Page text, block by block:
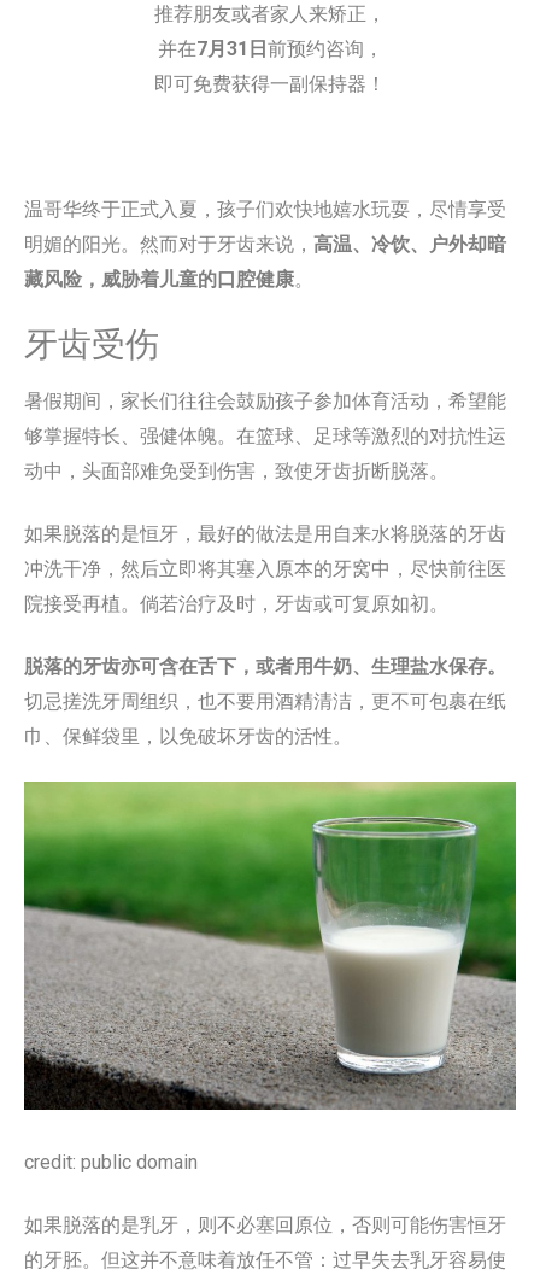
推荐朋友或者家人来矫正，
并在7月31日 前预约咨询，
即可免费获得一副保持器！
温哥华终于正式入夏，孩子们欢快地嬉水玩耍，尽情享受
明媚的阳光。然而对于牙齿来说， 高温、冷饮、户外却暗
藏风险，威胁着儿童的口腔健康。
牙齿受伤
暑假期间，家长们往往会鼓励孩子参加体育活动，希望能
够掌握特长、强健体魄。在篮球、足球等激烈的对抗性运
动中，头面部难免受到伤害，致使牙齿折断脱落。
如果脱落的是恒牙，最好的做法是用自来水将脱落的牙齿
冲洗干净，然后立即将其塞入原本的牙窝中，尽快前往医
院接受再植。倘若治疗及时，牙齿或可复原如初。
脱落的牙齿亦可含在舌下，或者用牛奶、生理盐水保存。
切忌搓洗牙周组织，也不要用酒精清洁，更不可包裹在纸
巾、保鲜袋里，以免破坏牙齿的活性。
credit: public domain
如果脱落的是乳牙，则不必塞回原位，否则可能伤害恒牙
的牙胚。但这并不意味着放任不管：过早失去乳牙容易使